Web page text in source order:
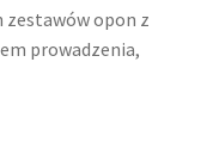
zestawów opon z
prowadzenia,